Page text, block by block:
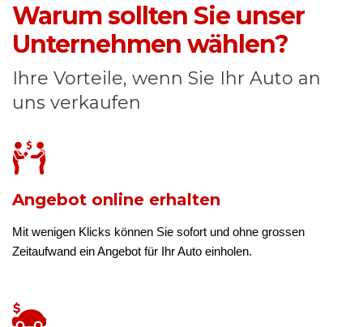
Warum sollten Sie unser
Unternehmen wählen?
Ihre Vorteile, wenn Sie Ihr Auto an
uns verkaufen
Angebot online erhalten
Mit wenigen Klicks können Sie sofort und ohne grossen
Zeitaufwand ein Angebot für Ihr Auto einholen.